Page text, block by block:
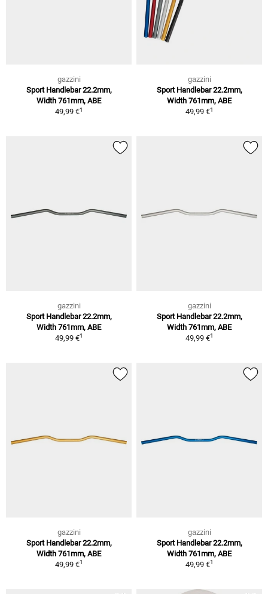
gazzini
Sport Handlebar 22.2mm,
Width 761mm, ABE
49,99 €1
gazzini
Sport Handlebar 22.2mm,
Width 761mm, ABE
49,99 €1
gazzini
Sport Handlebar 22.2mm,
Width 761mm, ABE
49,99 €1
gazzini
Sport Handlebar 22.2mm,
Width 761mm, ABE
49,99 €1
gazzini
Sport Handlebar 22.2mm,
Width 761mm, ABE
49,99 €1
gazzini
Sport Handlebar 22.2mm,
Width 761mm, ABE
49,99 €1